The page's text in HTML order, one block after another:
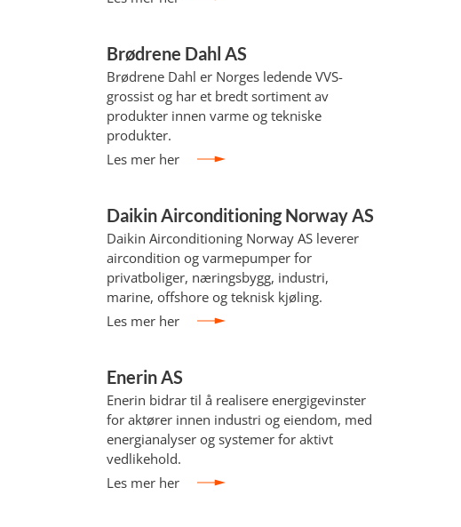
Brødrene Dahl AS
Brødrene Dahl er Norges ledende VVS-
grossist og har et bredt sortiment av
produkter innen varme og tekniske
produkter.
Les mer her
Daikin Airconditioning Norway AS
Daikin Airconditioning Norway AS leverer
aircondition og varmepumper for
privatboliger, næringsbygg, industri,
marine, offshore og teknisk kjøling.
Les mer her
Enerin AS
Enerin bidrar til å realisere energigevinster
for aktører innen industri og eiendom, med
energianalyser og systemer for aktivt
vedlikehold.
Les mer her